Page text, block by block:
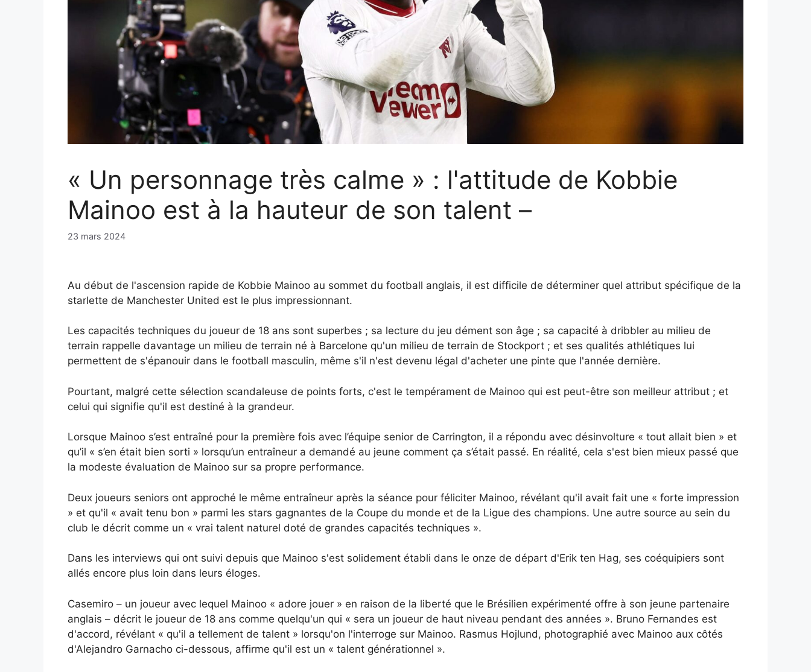
« Un personnage très calme » : l'attitude de Kobbie
Mainoo est à la hauteur de son talent –
23 mars 2024
Au début de l'ascension rapide de Kobbie Mainoo au sommet du football anglais, il est difficile de déterminer quel attribut spécifique de la
starlette de Manchester United est le plus impressionnant.
Les capacités techniques du joueur de 18 ans sont superbes ; sa lecture du jeu dément son âge ; sa capacité à dribbler au milieu de
terrain rappelle davantage un milieu de terrain né à Barcelone qu'un milieu de terrain de Stockport ; et ses qualités athlétiques lui
permettent de s'épanouir dans le football masculin, même s'il n'est devenu légal d'acheter une pinte que l'année dernière.
Pourtant, malgré cette sélection scandaleuse de points forts, c'est le tempérament de Mainoo qui est peut-être son meilleur attribut ; et
celui qui signifie qu'il est destiné à la grandeur.
Lorsque Mainoo s’est entraîné pour la première fois avec l’équipe senior de Carrington, il a répondu avec désinvolture « tout allait bien » et
qu’il « s’en était bien sorti » lorsqu’un entraîneur a demandé au jeune comment ça s’était passé. En réalité, cela s'est bien mieux passé que
la modeste évaluation de Mainoo sur sa propre performance.
Deux joueurs seniors ont approché le même entraîneur après la séance pour féliciter Mainoo, révélant qu'il avait fait une « forte impression
» et qu'il « avait tenu bon » parmi les stars gagnantes de la Coupe du monde et de la Ligue des champions. Une autre source au sein du
club le décrit comme un « vrai talent naturel doté de grandes capacités techniques ».
Dans les interviews qui ont suivi depuis que Mainoo s'est solidement établi dans le onze de départ d'Erik ten Hag, ses coéquipiers sont
allés encore plus loin dans leurs éloges.
Casemiro – un joueur avec lequel Mainoo « adore jouer » en raison de la liberté que le Brésilien expérimenté offre à son jeune partenaire
anglais – décrit le joueur de 18 ans comme quelqu'un qui « sera un joueur de haut niveau pendant des années ». Bruno Fernandes est
d'accord, révélant « qu'il a tellement de talent » lorsqu'on l'interroge sur Mainoo. Rasmus Hojlund, photographié avec Mainoo aux côtés
d'Alejandro Garnacho ci-dessous, affirme qu'il est un « talent générationnel ».